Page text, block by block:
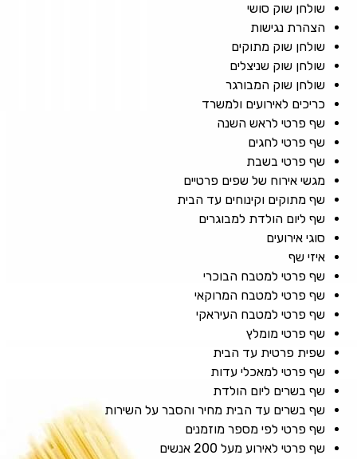
שולחן שוק סושי
הצהרת נגישות
שולחן שוק מתוקים
שולחן שוק שניצלים
שולחן שוק המבורגר
כריכים לאירועים ולמשרד
שף פרטי לראש השנה
שף פרטי לחגים
שף פרטי בשבת
מגשי אירוח של שפים פרטיים
שף מתוקים וקינוחים עד הבית
שף ליום הולדת למבוגרים
סוגי אירועים
איזי שף
שף פרטי למטבח הבוכרי
שף פרטי למטבח המרוקאי
שף פרטי למטבח העיראקי
שף פרטי מומלץ
שפית פרטית עד הבית
שף פרטי למאכלי עדות
שף בשרים ליום הולדת
שף בשרים עד הבית מחיר והסבר על השירות
שף פרטי לפי מספר מוזמנים
שף פרטי לאירוע מעל 200 אנשים